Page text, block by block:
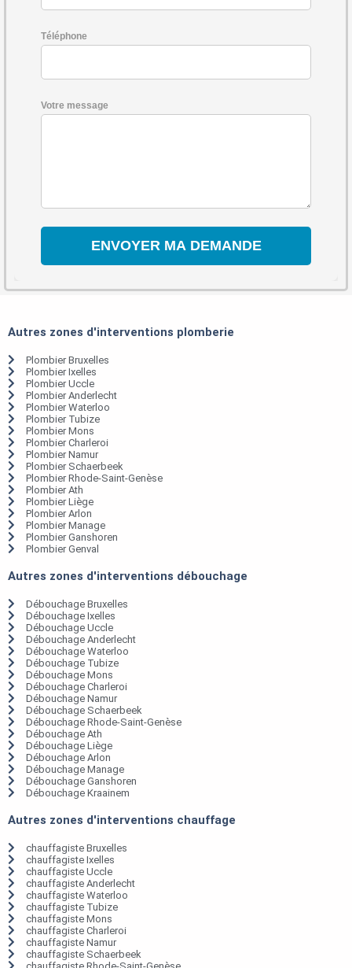
Téléphone
Votre message
Autres zones d'interventions plomberie
Plombier Bruxelles
Plombier Ixelles
Plombier Uccle
Plombier Anderlecht
Plombier Waterloo
Plombier Tubize
Plombier Mons
Plombier Charleroi
Plombier Namur
Plombier Schaerbeek
Plombier Rhode-Saint-Genèse
Plombier Ath
Plombier Liège
Plombier Arlon
Plombier Manage
Plombier Ganshoren
Plombier Genval
Autres zones d'interventions débouchage
Débouchage Bruxelles
Débouchage Ixelles
Débouchage Uccle
Débouchage Anderlecht
Débouchage Waterloo
Débouchage Tubize
Débouchage Mons
Débouchage Charleroi
Débouchage Namur
Débouchage Schaerbeek
Débouchage Rhode-Saint-Genèse
Débouchage Ath
Débouchage Liège
Débouchage Arlon
Débouchage Manage
Débouchage Ganshoren
Débouchage Kraainem
Autres zones d'interventions chauffage
chauffagiste Bruxelles
chauffagiste Ixelles
chauffagiste Uccle
chauffagiste Anderlecht
chauffagiste Waterloo
chauffagiste Tubize
chauffagiste Mons
chauffagiste Charleroi
chauffagiste Namur
chauffagiste Schaerbeek